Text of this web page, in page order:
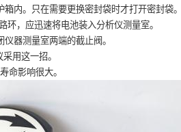
内。只在需要更换密封袋时才打开密封袋。
，应迅速将电池装入分析仪测量室。
器测量室两端的截止阀。
用这一招。
命影响很大。